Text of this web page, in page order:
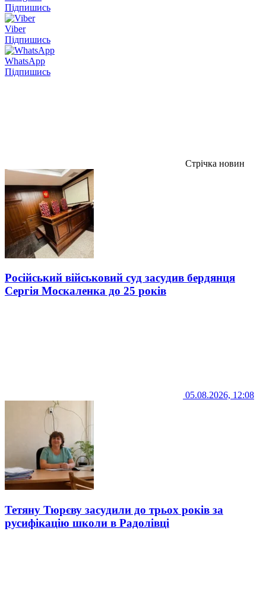
Підпишись
Viber
Підпишись
WhatsApp
Підпишись
Стрічка новин
Російський військовий суд засудив бердянця
Сергія Москаленка до 25 років
05.08.2026, 12:08
Тетяну Тюрєву засудили до трьох років за
русифікацію школи в Радолівці